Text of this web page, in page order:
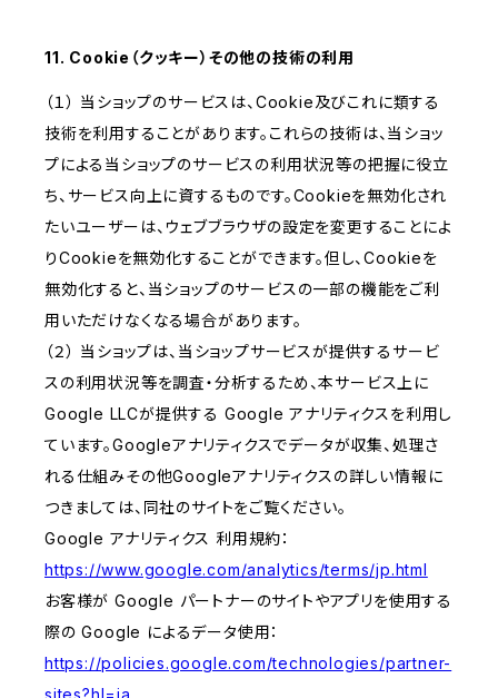
11. Cookie（クッキー）その他の技術の利用
（１） 当ショップのサービスは、Cookie及びこれに類する
技術を利用することがあります。これらの技術は、当ショッ
プによる当ショップのサービスの利用状況等の把握に役立
ち、サービス向上に資するものです。Cookieを無効化され
たいユーザーは、ウェブブラウザの設定を変更することによ
りCookieを無効化することができます。但し、Cookieを
無効化すると、当ショップのサービスの一部の機能をご利
用いただけなくなる場合があります。
（２） 当ショップは、当ショップサービスが提供するサービ
スの利用状況等を調査・分析するため、本サービス上に
Google LLCが提供する Google アナリティクスを利用し
ています。Googleアナリティクスでデータが収集、処理さ
れる仕組みその他Googleアナリティクスの詳しい情報に
つきましては、同社のサイトをご覧ください。
Google アナリティクス 利用規約：
https://www.google.com/analytics/terms/jp.html
お客様が Google パートナーのサイトやアプリを使用する
際の Google によるデータ使用：
https://policies.google.com/technologies/partner-